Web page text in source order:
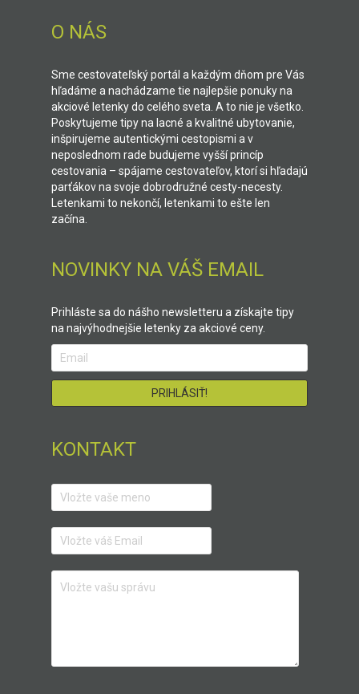
O NÁS
Sme cestovateľský portál a každým dňom pre Vás
hľadáme a nachádzame tie najlepšie ponuky na
akciové letenky do celého sveta. A to nie je všetko.
Poskytujeme tipy na lacné a kvalitné ubytovanie,
inšpirujeme autentickými cestopismi a v
neposlednom rade budujeme vyšší princíp
cestovania – spájame cestovateľov, ktorí si hľadajú
parťákov na svoje dobrodružné cesty-necesty.
Letenkami to nekončí, letenkami to ešte len
začína.
NOVINKY NA VÁŠ EMAIL
Prihláste sa do nášho newsletteru a získajte tipy
na najvýhodnejšie letenky za akciové ceny.
KONTAKT